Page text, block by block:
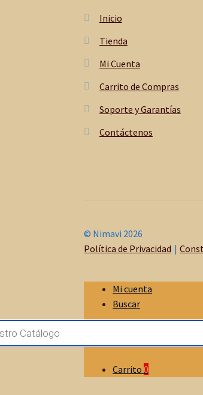
Inicio
Tienda
Mi Cuenta
Carrito de Compras
Soporte y Garantías
Contáctenos
© Nimavi 2026
Política de Privacidad
Mi cuenta
Buscar
Carrito0